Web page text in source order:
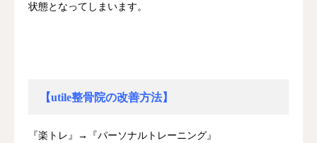
状態となってしまいます。
【utile整骨院の改善方法】
『楽トレ』→『パーソナルトレーニング』